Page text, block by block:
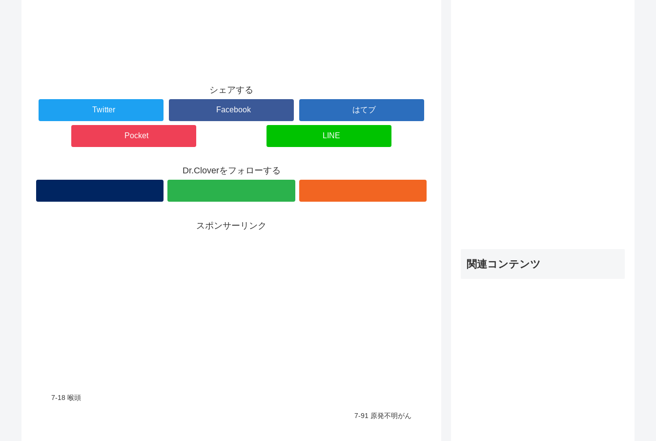
シェアする
Twitter Facebook はてブ
Pocket LINE
Dr.Cloverをフォローする
スポンサーリンク
7-18 喉頭
7-91 原発不明がん
関連コンテンツ